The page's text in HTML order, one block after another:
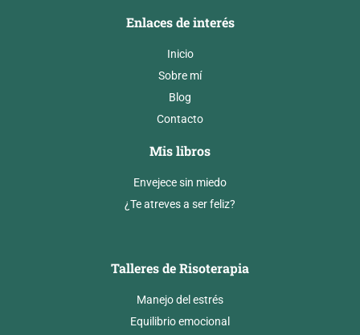
Enlaces de interés
Inicio
Sobre mí
Blog
Contacto
Mis libros
Envejece sin miedo
¿Te atreves a ser feliz?
Talleres de Risoterapia
Manejo del estrés
Equilibrio emocional